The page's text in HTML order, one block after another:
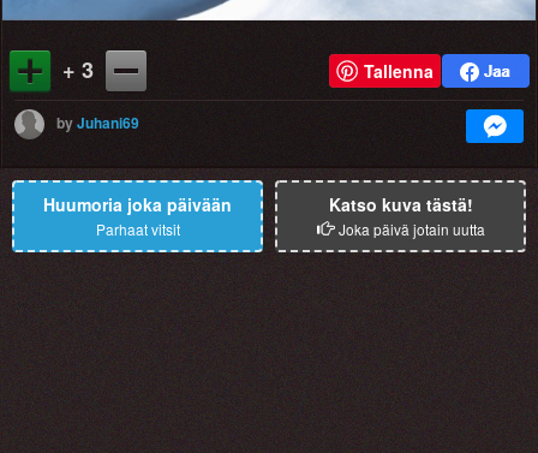
+ 3 Tallenna
byJuhani69
Huumoria joka päivään
Parhaat vitsit
Katso kuva tästä!
Joka päivä jotain uutta